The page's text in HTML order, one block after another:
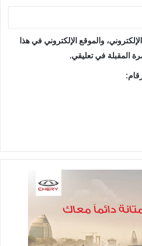
والموقع الإلكتروني في هذا
المقبلة في تعليقي.